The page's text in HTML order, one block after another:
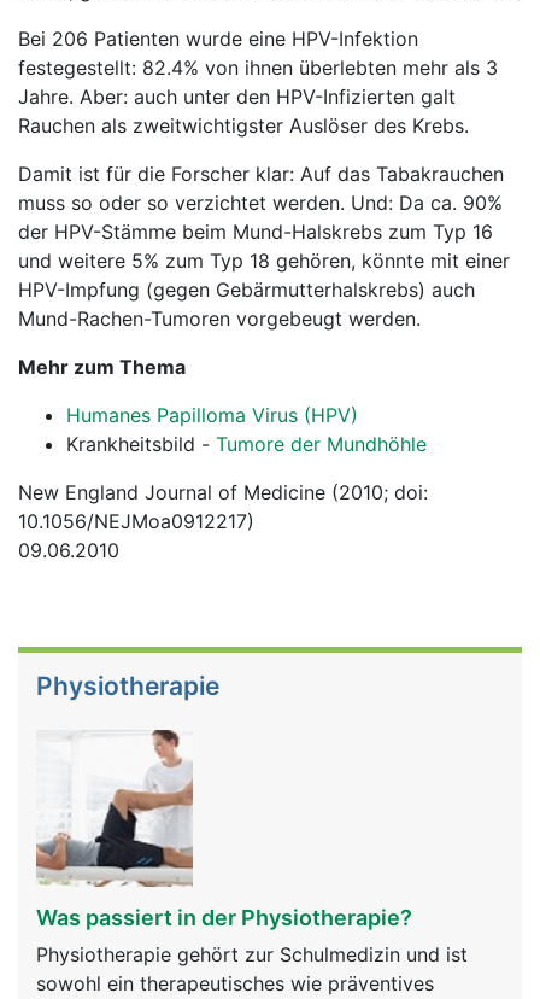
Bei 206 Patienten wurde eine HPV-Infektion
festegestellt: 82.4% von ihnen überlebten mehr als 3
Jahre. Aber: auch unter den HPV-Infizierten galt
Rauchen als zweitwichtigster Auslöser des Krebs.
Damit ist für die Forscher klar: Auf das Tabakrauchen
muss so oder so verzichtet werden. Und: Da ca. 90%
der HPV-Stämme beim Mund-Halskrebs zum Typ 16
und weitere 5% zum Typ 18 gehören, könnte mit einer
HPV-Impfung (gegen Gebärmutterhalskrebs) auch
Mund-Rachen-Tumoren vorgebeugt werden.
Mehr zum Thema
Humanes Papilloma Virus (HPV)
Krankheitsbild - Tumore der Mundhöhle
New England Journal of Medicine (2010; doi:
10.1056/NEJMoa0912217)
09.06.2010
Physiotherapie
Was passiert in der Physiotherapie?
Physiotherapie gehört zur Schulmedizin und ist
sowohl ein therapeutisches wie präventives